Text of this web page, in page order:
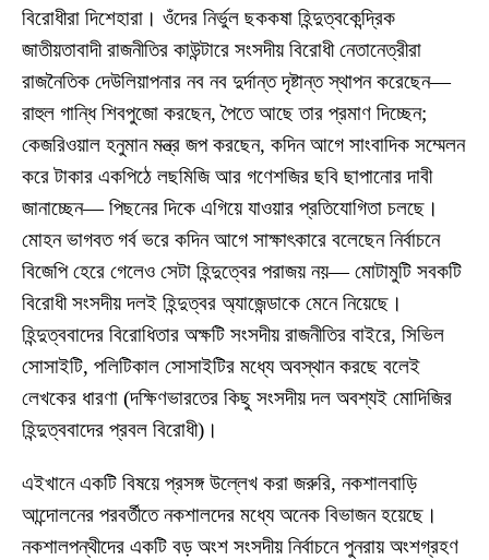
বিরোধীরা দিশেহারা। ওঁদের নির্ভুল ছককষা হিন্দুত্বকেন্দ্রিক
জাতীয়তাবাদী রাজনীতির কাউন্টারে সংসদীয় বিরোধী নেতানেত্রীরা
রাজনৈতিক দেউলিয়াপনার নব নব দুর্দান্ত দৃষ্টান্ত স্থাপন করেছেন—
রাহুল গান্ধি শিবপুজো করছেন, পৈতে আছে তার প্রমাণ দিচ্ছেন;
কেজরিওয়াল হনুমান মন্ত্র জপ করছেন, কদিন আগে সাংবাদিক সম্মেলন
করে টাকার একপিঠে লছমিজি আর গণেশজির ছবি ছাপানোর দাবী
জানাচ্ছেন— পিছনের দিকে এগিয়ে যাওয়ার প্রতিযোগিতা চলছে।
মোহন ভাগবত গর্ব ভরে কদিন আগে সাক্ষাৎকারে বলেছেন নির্বাচনে
বিজেপি হেরে গেলেও সেটা হিন্দুত্বের পরাজয় নয়— মোটামুটি সবকটি
বিরোধী সংসদীয় দলই হিন্দুত্বর অ্যাজেন্ডাকে মেনে নিয়েছে।
হিন্দুত্ববাদের বিরোধিতার অক্ষটি সংসদীয় রাজনীতির বাইরে, সিভিল
সোসাইটি, পলিটিকাল সোসাইটির মধ্যে অবস্থান করছে বলেই
লেখকের ধারণা (দক্ষিণভারতের কিছু সংসদীয় দল অবশ্যই মোদিজির
হিন্দুত্ববাদের প্রবল বিরোধী)।
এইখানে একটি বিষয়ে প্রসঙ্গ উল্লেখ করা জরুরি, নকশালবাড়ি
আন্দোলনের পরবর্তীতে নকশালদের মধ্যে অনেক বিভাজন হয়েছে।
নকশালপন্থীদের একটি বড় অংশ সংসদীয় নির্বাচনে পুনরায় অংশগ্রহণ